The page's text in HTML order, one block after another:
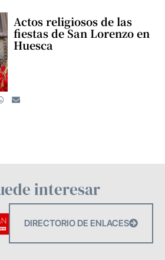
Actos religiosos de las
fiestas de San Lorenzo en
Huesca
interesar
DIRECTORIO DE ENLACES